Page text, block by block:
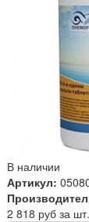
В наличии
Артикул:
2 818 руб за шт.